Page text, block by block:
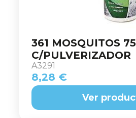
361 MOSQUITOS
C/PULVERIZADOR
A3291
8,28 €
Ver